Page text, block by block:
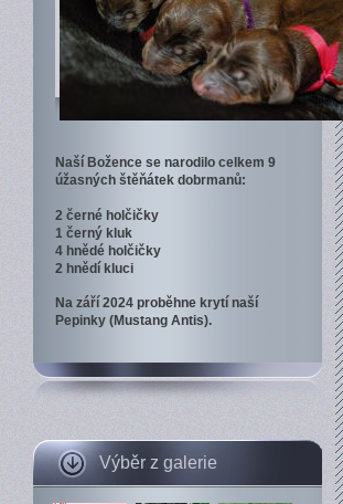
Naší Božence se narodilo celkem 9
úžasných štěňátek dobrmanů:
2 černé holčičky
1 černý kluk
4 hnědé holčičky
2 hnědí kluci
Na září 2024 proběhne krytí naší
Pepinky (Mustang Antis).
Výběr z galerie